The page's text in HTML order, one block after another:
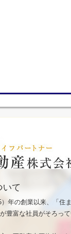
いて
年の創業以来、「住
豊富な社員がそろっ